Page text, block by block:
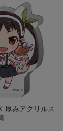
厚みアクリルス